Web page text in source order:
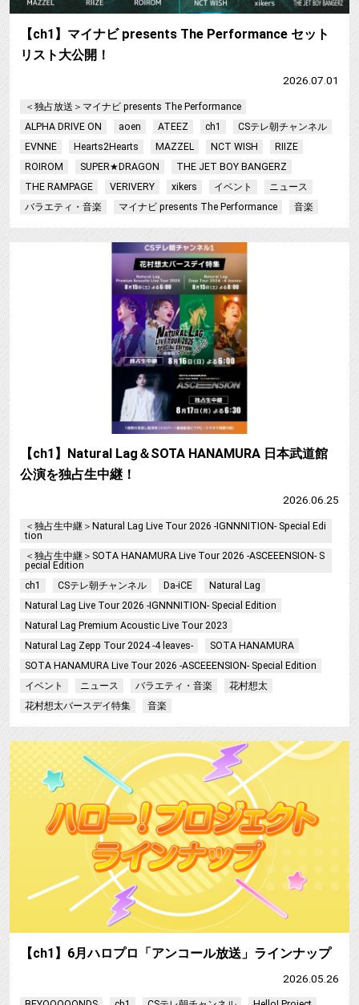
【ch1】マイナビ presents The Performance セット
リスト大公開！
2026.07.01
＜独占放送＞マイナビ presents The Performance
ALPHA DRIVE ON
aoen ATEEZ ch1
CSテレ朝チャンネル
EVNNE
Hearts2Hearts MAZZEL NCT WISH
RIIZE
ROIROM
SUPER★DRAGON
THE JET BOY BANGERZ
THE RAMPAGE
VERIVERY xikers イベント
ニュース
バラエティ・音楽
マイナビ presents The Performance 音楽
【ch1】Natural Lag＆SOTA HANAMURA 日本武道館
公演を独占生中継！
2026.06.25
＜独占生中継＞Natural Lag Live Tour 2026 -IGNNNITION- Special Edi
tion
＜独占生中継＞SOTA HANAMURA Live Tour 2026 -ASCEEENSION- S
pecial Edition
ch1
CSテレ朝チャンネル Da-iCE
Natural Lag
Natural Lag Live Tour 2026 -IGNNNITION- Special Edition
Natural Lag Premium Acoustic Live Tour 2023
Natural Lag Zepp Tour 2024 -4 leaves-
SOTA HANAMURA
SOTA HANAMURA Live Tour 2026 -ASCEEENSION- Special Edition
イベント
ニュース バラエティ・音楽
花村想太
花村想太バースデイ特集
音楽
【ch1】6月ハロプロ「アンコール放送」ラインナップ
2026.05.26